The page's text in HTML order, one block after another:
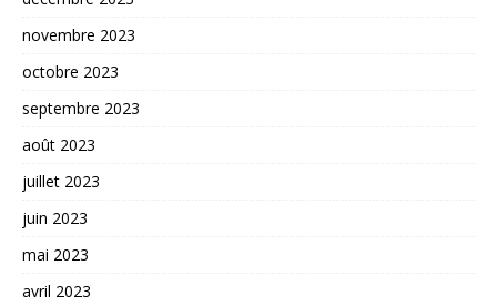
novembre 2023
octobre 2023
septembre 2023
août 2023
juillet 2023
juin 2023
mai 2023
avril 2023